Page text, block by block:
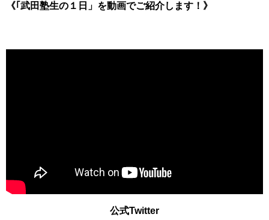
《｢武田塾生の１日」を動画でご紹介します！》
公式Twitter